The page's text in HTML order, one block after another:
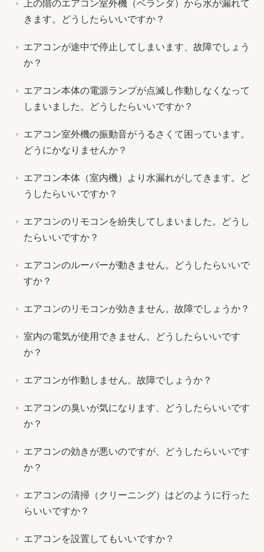
上の階のエアコン室外機（ベランダ）から水が漏れて
きます。どうしたらいいですか？
エアコンが途中で停止してしまいます、故障でしょう
か？
エアコン本体の電源ランプが点滅し作動しなくなって
しまいました。どうしたらいいですか？
エアコン室外機の振動音がうるさくて困っています。
どうにかなりませんか？
エアコン本体（室内機）より水漏れがしてきます。ど
うしたらいいですか？
エアコンのリモコンを紛失してしまいました。どうし
たらいいですか？
エアコンのルーバーが動きません。どうしたらいいで
すか？
エアコンのリモコンが効きません。故障でしょうか？
室内の電気が使用できません。どうしたらいいです
か？
エアコンが作動しません。故障でしょうか？
エアコンの臭いが気になります、どうしたらいいです
か？
エアコンの効きが悪いのですが、どうしたらいいです
か？
エアコンの清掃（クリーニング）はどのように行った
らいいですか？
エアコンを設置してもいいですか？